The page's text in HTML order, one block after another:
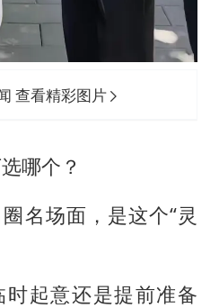
查看精彩图片
哪个？
名场面，是这个“灵
起意还是提前准备